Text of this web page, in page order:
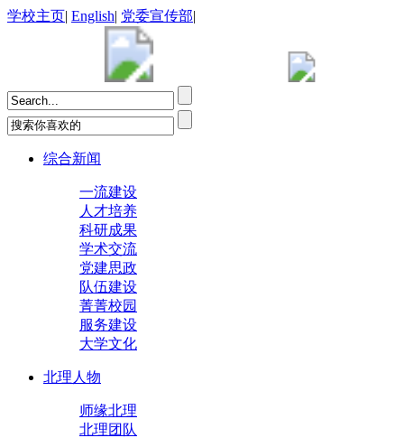
学校主页| English| 党委宣传部|
综合新闻
一流建设
人才培养
科研成果
学术交流
党建思政
队伍建设
菁菁校园
服务建设
大学文化
北理人物
师缘北理
北理团队